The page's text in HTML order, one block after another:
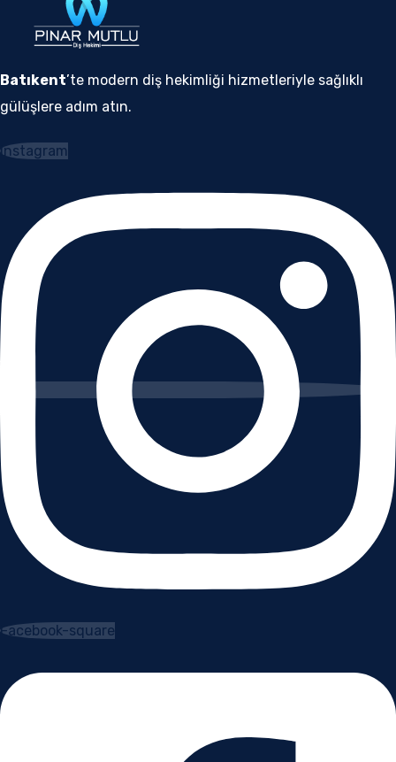
Batıkent’te modern diş hekimliği hizmetleriyle sağlıklı
gülüşlere adım atın.
Instagram
Facebook-square